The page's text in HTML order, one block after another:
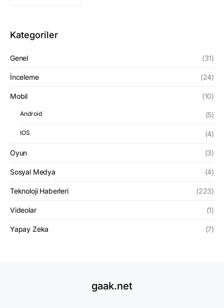
Kategoriler
Genel (31)
İnceleme (24)
Mobil (10)
Android (5)
IOS (4)
Oyun (3)
Sosyal Medya (4)
Teknoloji Haberleri (223)
Videolar (1)
Yapay Zeka (7)
gaak.net